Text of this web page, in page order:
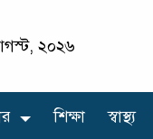
২০২৬
শিক্ষা স্বাস্থ্য